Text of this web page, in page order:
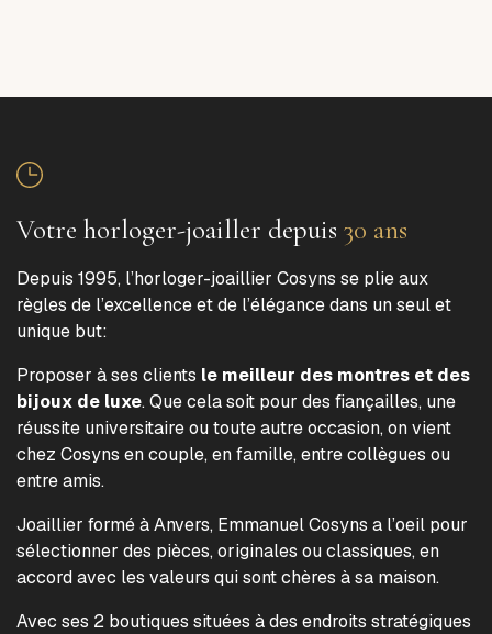
Votre horloger-joailler depuis 30 ans
Depuis 1995, l’horloger-joaillier Cosyns se plie aux
règles de l’excellence et de l’élégance dans un seul et
unique but:
Proposer à ses clients le meilleur des montres et des
bijoux de luxe. Que cela soit pour des fiançailles, une
réussite universitaire ou toute autre occasion, on vient
chez Cosyns en couple, en famille, entre collègues ou
entre amis.
Joaillier formé à Anvers, Emmanuel Cosyns a l’oeil pour
sélectionner des pièces, originales ou classiques, en
accord avec les valeurs qui sont chères à sa maison.
Avec ses 2 boutiques situées à des endroits stratégiques